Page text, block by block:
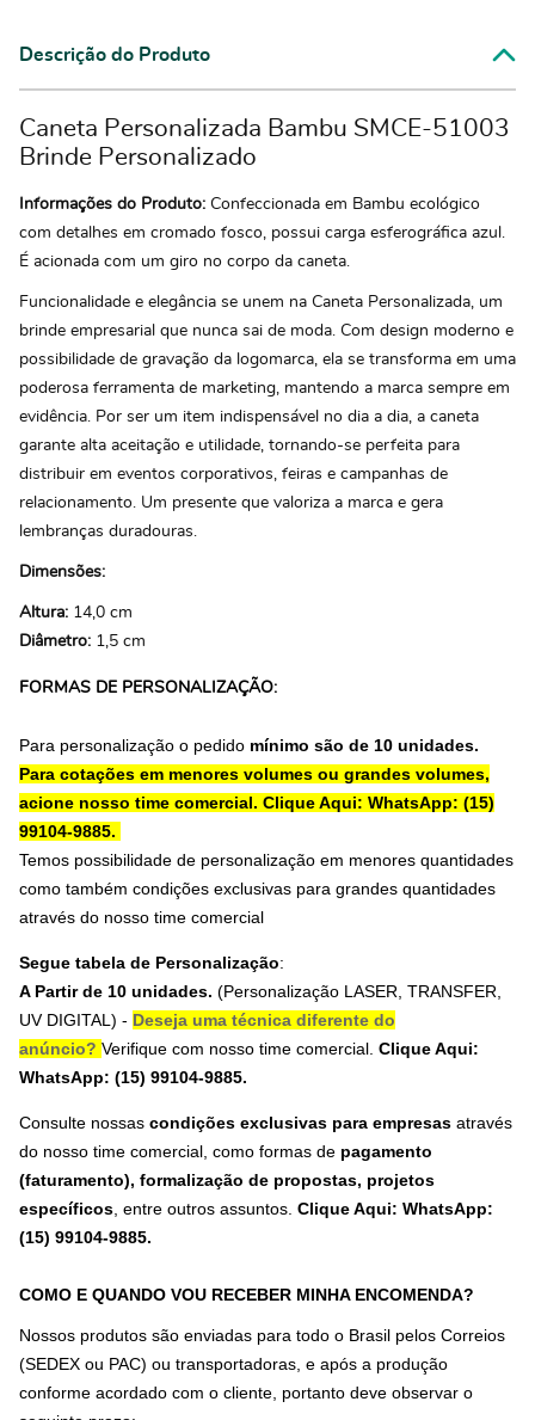
Descrição do Produto
Caneta Personalizada Bambu SMCE-51003
Brinde Personalizado
Informações do Produto: Confeccionada em Bambu ecológico
com detalhes em cromado fosco, possui carga esferográfica azul.
É acionada com um giro no corpo da caneta.
Funcionalidade e elegância se unem na Caneta Personalizada, um
brinde empresarial que nunca sai de moda. Com design moderno e
possibilidade de gravação da logomarca, ela se transforma em uma
poderosa ferramenta de marketing, mantendo a marca sempre em
evidência. Por ser um item indispensável no dia a dia, a caneta
garante alta aceitação e utilidade, tornando-se perfeita para
distribuir em eventos corporativos, feiras e campanhas de
relacionamento. Um presente que valoriza a marca e gera
lembranças duradouras.
Dimensões:
Altura: 14,0 cm
Diâmetro: 1,5 cm
FORMAS DE PERSONALIZAÇÃO:
Para personalização o pedido mínimo são de 10 unidades.
Para cotações em menores volumes ou grandes volumes,
acione nosso time comercial. Clique Aqui: WhatsApp: (15)
99104-9885.
Temos possibilidade de personalização em menores quantidades
como também condições exclusivas para grandes quantidades
através do nosso time comercial
Segue tabela de Personalização:
A Partir de 10 unidades. (Personalização LASER, TRANSFER,
UV DIGITAL ) - Deseja uma técnica diferente do
anúncio? Verifique com nosso time comercial. Clique Aqui:
WhatsApp: (15) 99104-9885.
Consulte nossas condições exclusivas para empresas através
do nosso time comercial, como formas de pagamento
(faturamento), formalização de propostas, projetos
específicos , entre outros assuntos. Clique Aqui: WhatsApp:
(15) 99104-9885.
COMO E QUANDO VOU RECEBER MINHA ENCOMENDA?
Nossos produtos são enviadas para todo o Brasil pelos Correios
(SEDEX ou PAC) ou transportadoras, e após a produção
conforme acordado com o cliente, portanto deve observar o